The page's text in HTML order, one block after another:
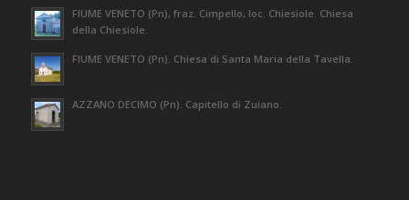
FIUME VENETO (Pn), fraz. Cimpello, loc. Chiesiole. Chiesa
della Chiesiole.
FIUME VENETO (Pn). Chiesa di Santa Maria della Tavella.
AZZANO DECIMO (Pn). Capitello di Zuiano.